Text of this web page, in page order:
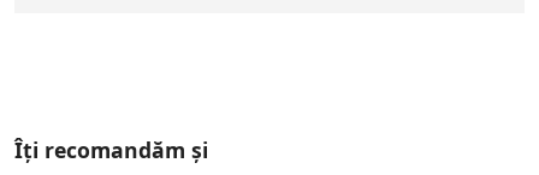
Îți recomandăm și